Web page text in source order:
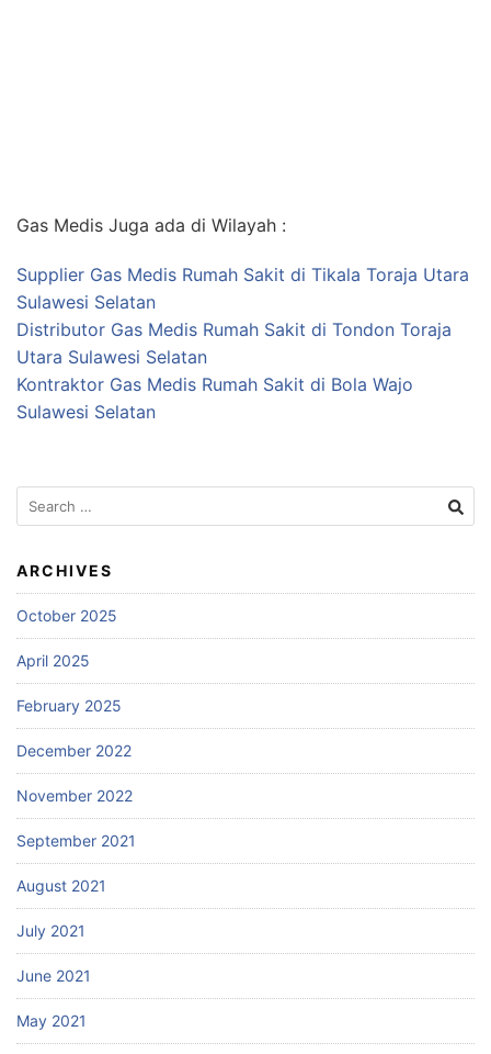
Gas Medis Juga ada di Wilayah :
Supplier Gas Medis Rumah Sakit di Tikala Toraja Utara
Sulawesi Selatan
Distributor Gas Medis Rumah Sakit di Tondon Toraja
Utara Sulawesi Selatan
Kontraktor Gas Medis Rumah Sakit di Bola Wajo
Sulawesi Selatan
Search
for:
ARCHIVES
October 2025
April 2025
February 2025
December 2022
November 2022
September 2021
August 2021
July 2021
June 2021
May 2021